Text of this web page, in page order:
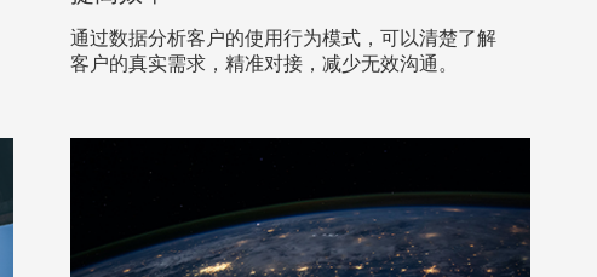
通过数据分析客户的使用行为模式，可以清楚了解
客户的真实需求，精准对接，减少无效沟通。